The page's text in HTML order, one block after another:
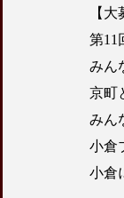
【
第11
みん
京町
みん
小倉
小倉